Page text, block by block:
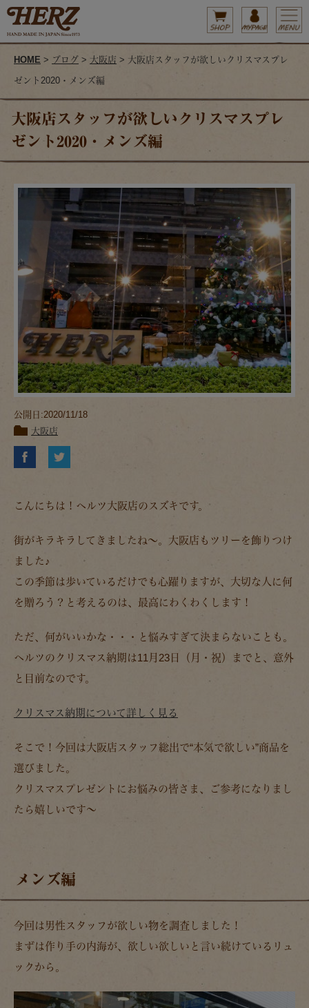
HOME > ブログ > 大阪店 > 大阪店スタッフが欲しいクリスマスプレ
ゼント2020・メンズ編
大阪店スタッフが欲しいクリスマスプレ
ゼント2020・メンズ編
公開日:2020/11/18
大阪店
こんにちは！ヘルツ大阪店のスズキです。
街がキラキラしてきましたね～。大阪店もツリーを飾りつけ
ました♪
この季節は歩いているだけでも心躍りますが、大切な人に何
を贈ろう？と考えるのは、最高にわくわくします！
ただ、何がいいかな・・・と悩みすぎて決まらないことも。
ヘルツのクリスマス納期は11月23日（月・祝）までと、意外
と目前なのです。
クリスマス納期について詳しく見る
そこで！今回は大阪店スタッフ総出で“本気で欲しい”商品を
選びました。
クリスマスプレゼントにお悩みの皆さま、ご参考になりまし
たら嬉しいです～
メンズ編
今回は男性スタッフが欲しい物を調査しました！
まずは作り手の内海が、欲しい欲しいと言い続けているリュ
ックから。